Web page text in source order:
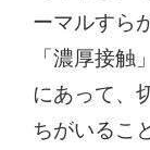
ーマルすら
「濃厚接
にあって、
ちがいるこ